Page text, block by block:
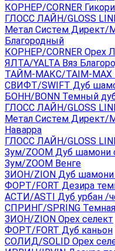
КОРНЕР/CORNER
ГЛОСС ЛАЙН/GLOSS
Метал Систем Директ/
Благородный
КОРНЕР/CORNER Орех
ЯЛТА/YALTA Вяз
ТАЙМ-МАКС/TAIM-MAX
СВИФТ/SWIFT Дуб
БОНН/BONN Темный
ГЛОСС ЛАЙН/GLOSS
Метал Систем Директ/
Наварра
ГЛОСС ЛАЙН/GLOSS
Зум/ZOOM Дуб шамони
Зум/ZOOM Венге
ЗИОН/ZION Дуб шамони
ФОРТ/FORT Дезира
АСТИ/ASTI Дуб урбан /
СПРИНГ/SPRING
ЗИОН/ZION Орех селект
ФОРТ/FORT Дуб каньон
СОЛИД/SOLID Орех